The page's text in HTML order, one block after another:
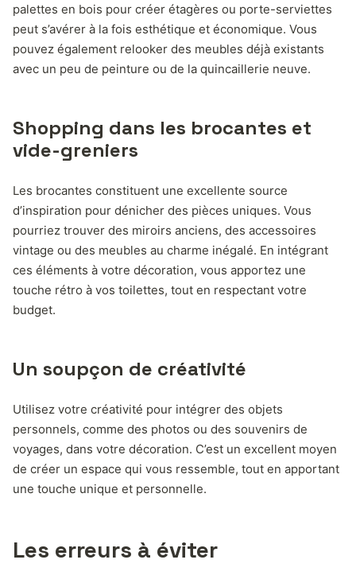
palettes en bois pour créer étagères ou porte-serviettes
peut s’avérer à la fois esthétique et économique. Vous
pouvez également relooker des meubles déjà existants
avec un peu de peinture ou de la quincaillerie neuve.
Shopping dans les brocantes et
vide-greniers
Les brocantes constituent une excellente source
d’inspiration pour dénicher des pièces uniques. Vous
pourriez trouver des miroirs anciens, des accessoires
vintage ou des meubles au charme inégalé. En intégrant
ces éléments à votre décoration, vous apportez une
touche rétro à vos toilettes, tout en respectant votre
budget.
Un soupçon de créativité
Utilisez votre créativité pour intégrer des objets
personnels, comme des photos ou des souvenirs de
voyages, dans votre décoration. C’est un excellent moyen
de créer un espace qui vous ressemble, tout en apportant
une touche unique et personnelle.
Les erreurs à éviter